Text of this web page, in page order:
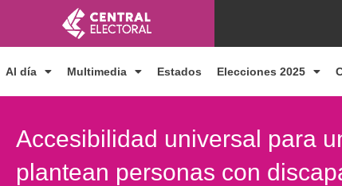
contenido
Al día Multimedia Estados Elecciones 2025
Accesibilidad universal para
plantean personas con